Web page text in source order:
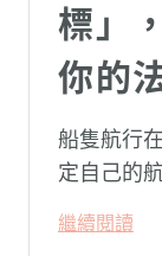
標」
你的
船隻航行
定自己的
繼續閱讀